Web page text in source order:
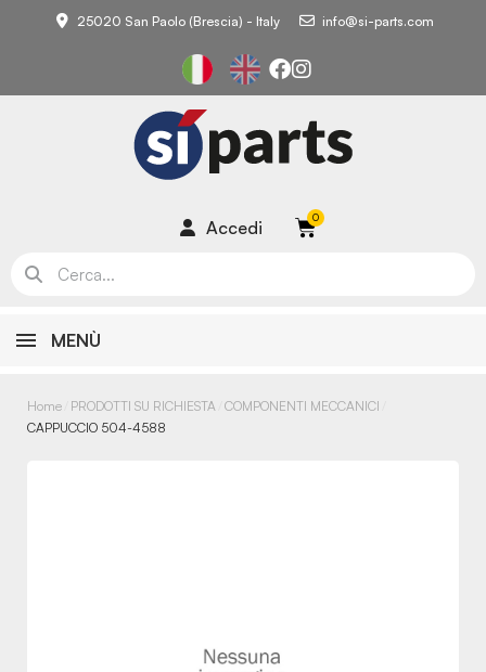
25020 San Paolo (Brescia) - Italy info@si-parts.com
Accedi
MENÙ
Home PRODOTTI SU RICHIESTA COMPONENTI MECCANICI
CAPPUCCIO 504-4588